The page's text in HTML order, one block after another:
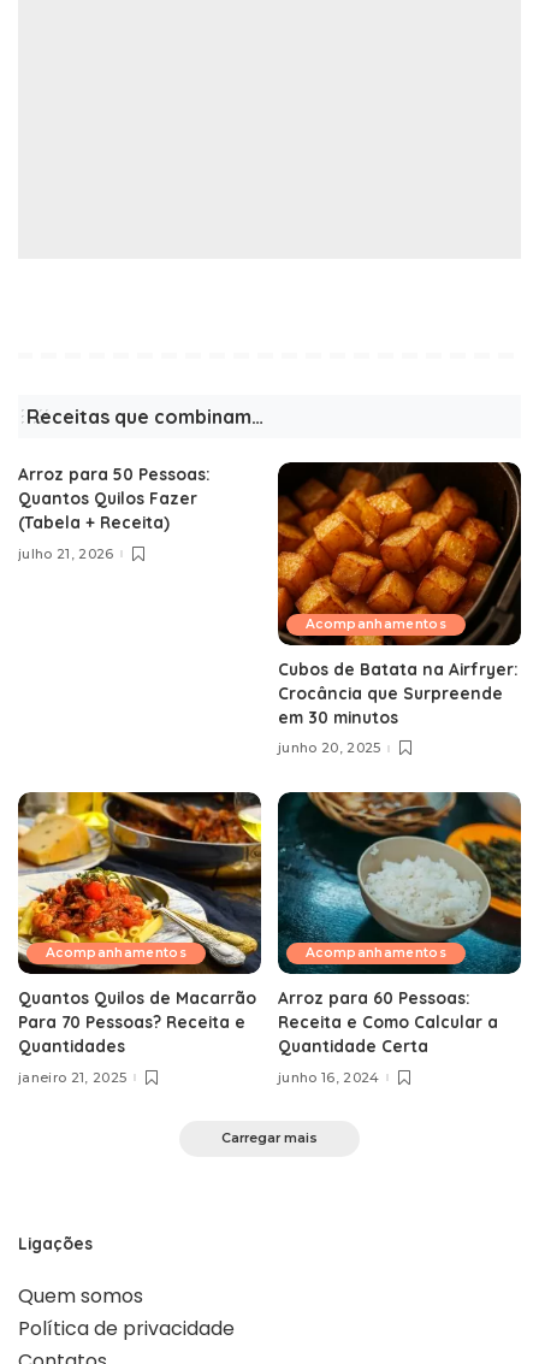
Receitas que combinam…
Arroz para 50 Pessoas:
Quantos Quilos Fazer
(Tabela + Receita)
julho 21, 2026
Acompanhamentos
Cubos de Batata na Airfryer:
Crocância que Surpreende
em 30 minutos
junho 20, 2025
Acompanhamentos
Quantos Quilos de Macarrão
Para 70 Pessoas? Receita e
Quantidades
janeiro 21, 2025
Acompanhamentos
Arroz para 60 Pessoas:
Receita e Como Calcular a
Quantidade Certa
junho 16, 2024
Carregar mais
Ligações
Quem somos
Política de privacidade